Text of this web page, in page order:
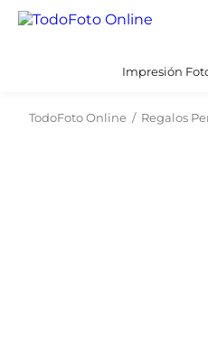
Impresión
TodoFoto Online / Regalos